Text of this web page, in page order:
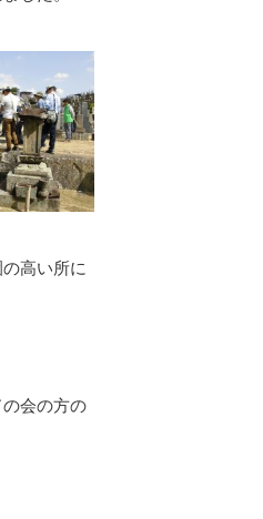
高い所に
会の方の